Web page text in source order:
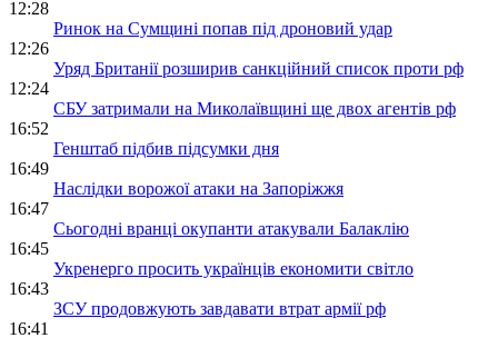
12:28
Ринок на Сумщині попав під дроновий удар
12:26
Уряд Британії розширив санкційний список проти рф
12:24
СБУ затримали на Миколаївщині ще двох агентів рф
16:52
Генштаб підбив підсумки дня
16:49
Наслідки ворожої атаки на Запоріжжя
16:47
Сьогодні вранці окупанти атакували Балаклію
16:45
Укренерго просить українців економити світло
16:43
ЗСУ продовжують завдавати втрат армії рф
16:41